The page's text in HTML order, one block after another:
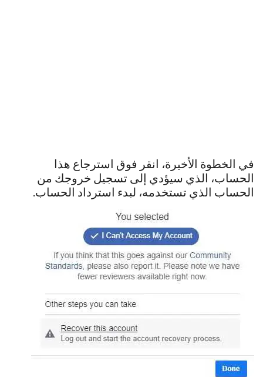
في الخطوة الأخيرة، انقر فوق استرجاع هذا
الحساب، الذي سيؤدي إلى تسجيل خروجك من
الحساب الذي تستخدمه، لبدء استرداد الحساب.